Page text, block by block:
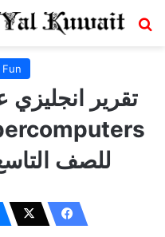
بحث عن
للصف